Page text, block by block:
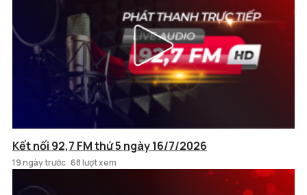
Kết nối 92,7 FM thứ 5 ngày 16/7/2026
19 ngày trước 68 lượt xem